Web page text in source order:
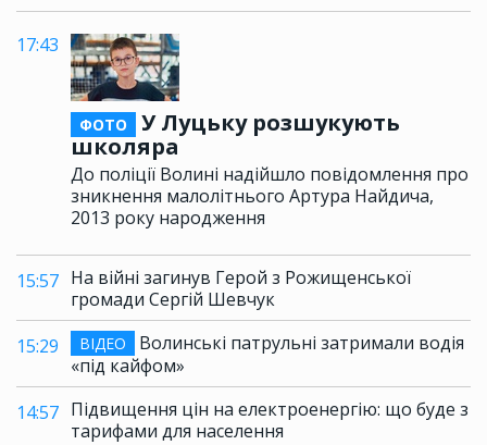
17:43
ФОТО
У Луцьку розшукують
школяра
До поліції Волині надійшло повідомлення про
зникнення малолітнього Артура Найдича,
2013 року народження
15:57 На війні загинув Герой з Рожищенської
громади Сергій Шевчук
15:29
ВІДЕО
Волинські патрульні затримали водія
«під кайфом»
14:57 Підвищення цін на електроенергію: що буде з
тарифами для населення